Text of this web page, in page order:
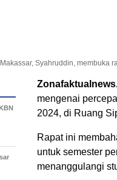
Syahruddin, membuka
mengenai
2024, di Ruang
Rapat ini
untuk semester
menanggulangi